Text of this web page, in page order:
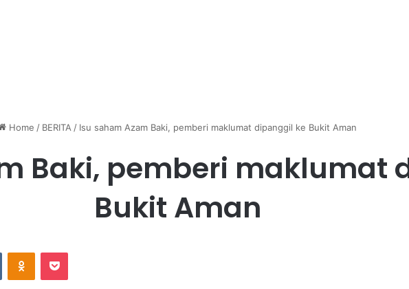
Home / BERITA / Isu saham Azam Baki, pemberi maklumat dipanggil ke Bukit Aman
Baki, pemberi maklumat
Bukit Aman